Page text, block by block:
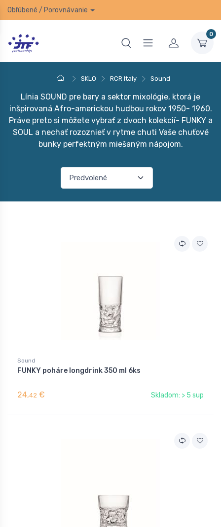
Obľúbené / Porovnávanie
0
SKLO RCR Italy Sound
Línia SOUND pre bary a sektor mixológie, ktorá je
inšpirovaná Afro-americkou hudbou rokov 1950- 1960.
Práve preto si môžete vybrať z dvoch kolekcií- FUNKY a
SOUL a nechať rozoznieť v rytme chuti Vaše chuťové
bunky perfektným miešaným nápojom.
Sound
FUNKY poháre longdrink 350 ml 6ks
24,42 € Skladom: > 5 sup